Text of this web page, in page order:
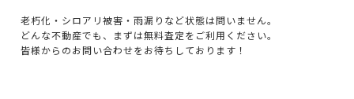
老朽化・シロアリ被害・雨漏りなど状態は問いません。
どんな不動産でも、まずは無料査定をご利用ください。
皆様からのお問い合わせをお待ちしております！